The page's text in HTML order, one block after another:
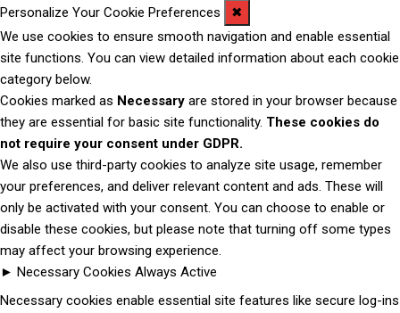
Personalize Your Cookie Preferences
✖
We use cookies to ensure smooth navigation and enable essential
site functions. You can view detailed information about each cookie
category below.
Cookies marked as Necessary are stored in your browser because
they are essential for basic site functionality. These cookies do
not require your consent under GDPR.
We also use third-party cookies to analyze site usage, remember
your preferences, and deliver relevant content and ads. These will
only be activated with your consent. You can choose to enable or
disable these cookies, but please note that turning off some types
may affect your browsing experience.
► Necessary Cookies Always Active
Necessary cookies enable essential site features like secure log-ins